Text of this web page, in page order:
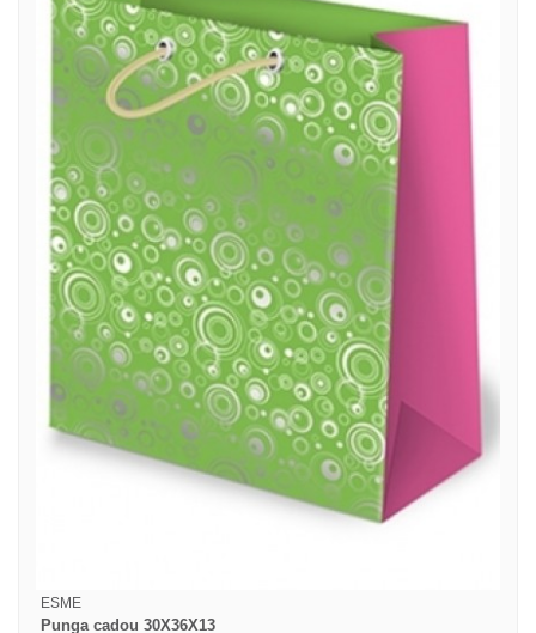
ESME
Punga cadou 30X36X13